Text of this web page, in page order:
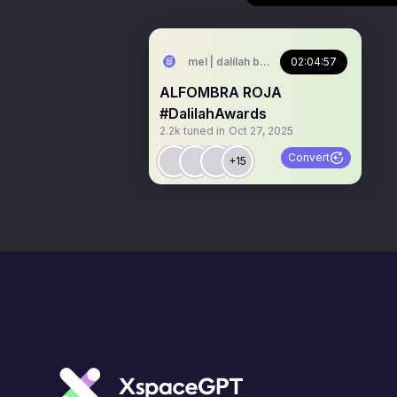
mel | dalílah borracha🍷02:04:57
ALFOMBRA ROJA
#DalilahAwards
2.2k tuned in Oct 27, 2025
+15 Convert